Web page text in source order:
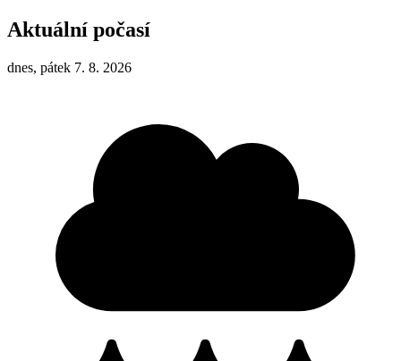
Aktuální počasí
dnes, pátek 7. 8. 2026